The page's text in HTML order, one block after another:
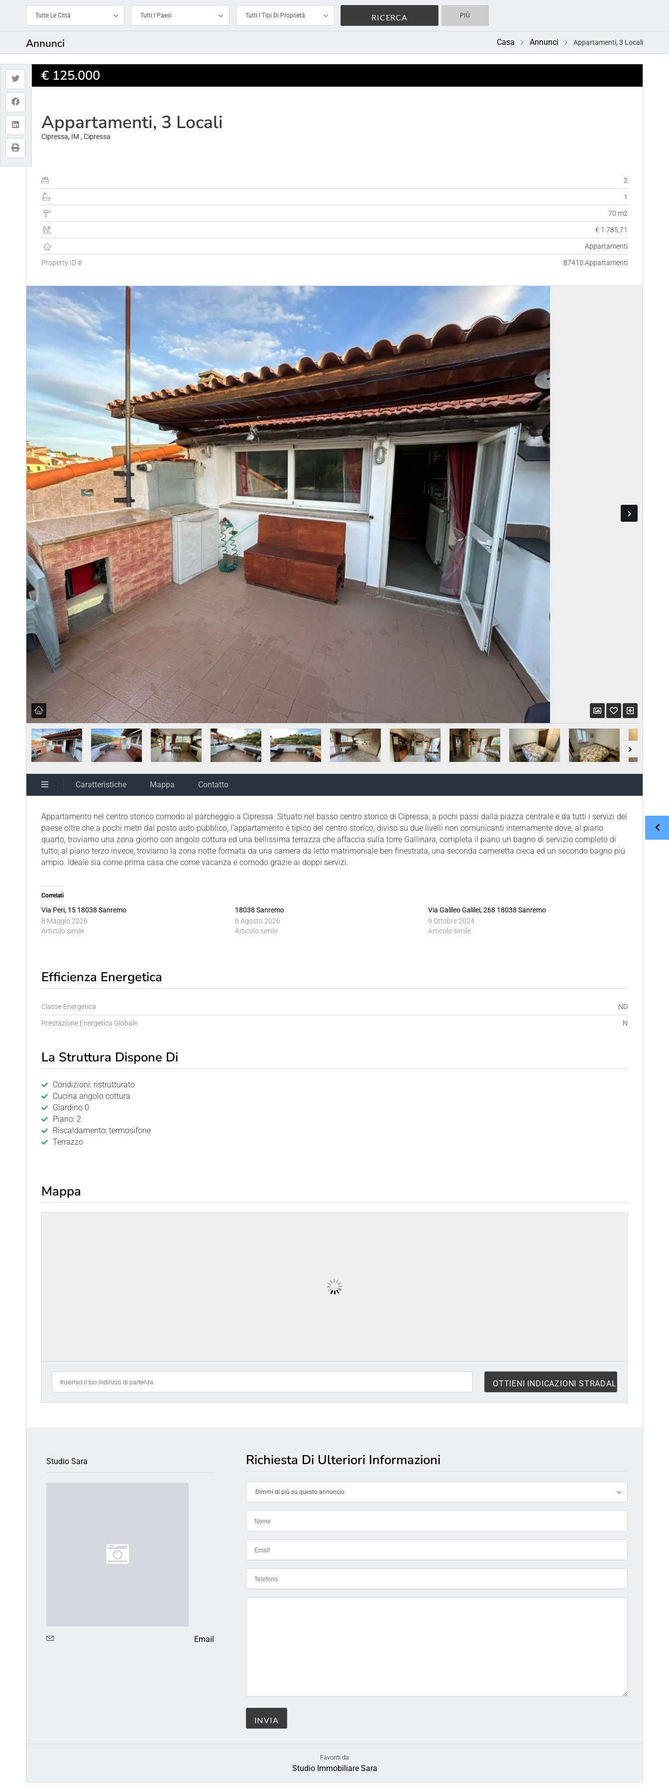
Tutte Le Città Tutti I Paesi Tutti I Tipi Di Proprietà PIÙ
Annunci Casa Annunci Appartamenti, 3 Locali
€ 125.000
Appartamenti, 3 Locali
Cipressa, IM , Cipressa
2
1
70 m2
€ 1.785,71
Appartamenti
Property ID # 87410.Appartamenti
Caratteristiche Mappa Contatto
Appartamento nel centro storico comodo al parcheggio a Cipressa. Situato nel basso centro storico di Cipressa, a pochi passi dalla piazza centrale e da tutti i servizi del
paese oltre che a pochi metri dal posto auto pubblico, l’appartamento è tipico del centro storico, diviso su due livelli non comunicanti internamente dove, al piano
quarto, troviamo una zona giorno con angolo cottura ed una bellissima terrazza che affaccia sulla torre Gallinara, completa il piano un bagno di servizio completo di
tutto; al piano terzo invece, troviamo la zona notte formata da una camera da letto matrimoniale ben finestrata, una seconda cameretta cieca ed un secondo bagno più
ampio. Ideale sia come prima casa che come vacanza e comodo grazie ai doppi servizi.
Correlati
Via Peri, 15 18038 Sanremo
8 Maggio 2026
Articolo simile
18038 Sanremo
6 Agosto 2026
Articolo simile
Via Galileo Galilei, 268 18038 Sanremo
9 Ottobre 2024
Articolo simile
Efficienza Energetica
Classe Energetica ND
Prestazione Energetica Globale N
La Struttura Dispone Di
Condizioni: ristrutturato
Cucina angolo cottura
Giardino 0
Piano: 2
Riscaldamento: termosifone
Terrazzo
Mappa
Studio Sara
Email
Richiesta Di Ulteriori Informazioni
Dimmi di più su questo annuncio
Favoriti da
Studio Immobiliare Sara